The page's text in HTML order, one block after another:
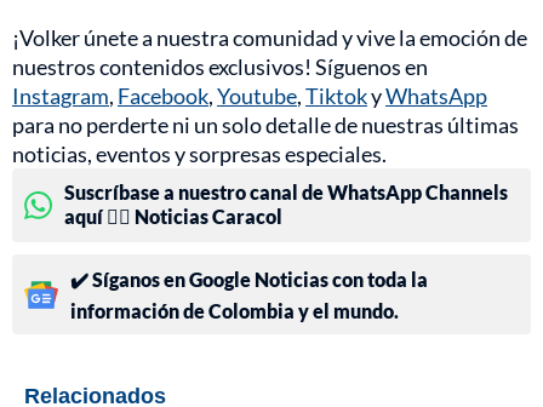
¡Volker únete a nuestra comunidad y vive la emoción de
nuestros contenidos exclusivos! Síguenos en
Instagram, Facebook,Youtube,TiktokyWhatsApp
para no perderte ni un solo detalle de nuestras últimas
noticias, eventos y sorpresas especiales.
Suscríbase a nuestro canal de WhatsApp Channels
aquí 👉🏻 Noticias Caracol
✔️ Síganos en Google Noticias con toda la
información de Colombia y el mundo.
Relacionados